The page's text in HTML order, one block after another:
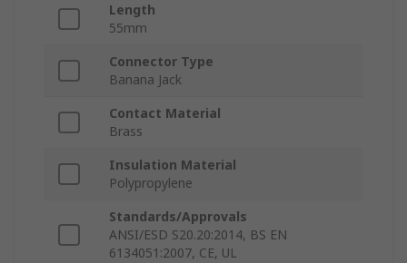
Length
55mm
Connector Type
Banana Jack
Contact Material
Brass
Insulation Material
Polypropylene
Standards/Approvals
ANSI/ESD S20.20:2014, BS EN
6134051:2007, CE, UL